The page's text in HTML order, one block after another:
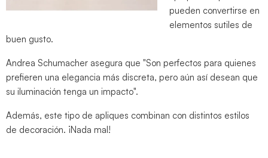
pueden convertirse en
elementos sutiles de
buen gusto.
Andrea Schumacher asegura que "Son perfectos para quienes
prefieren una elegancia más discreta, pero aún así desean que
su iluminación tenga un impacto".
Además, este tipo de apliques combinan con distintos estilos
de decoración. ¡Nada mal!